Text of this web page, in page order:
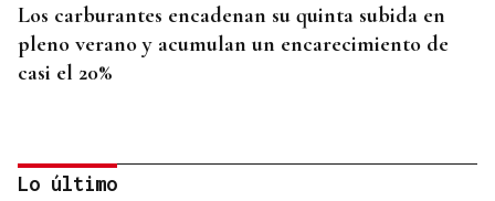
Los carburantes encadenan su quinta subida en
pleno verano y acumulan un encarecimiento de
casi el 20%
Lo último